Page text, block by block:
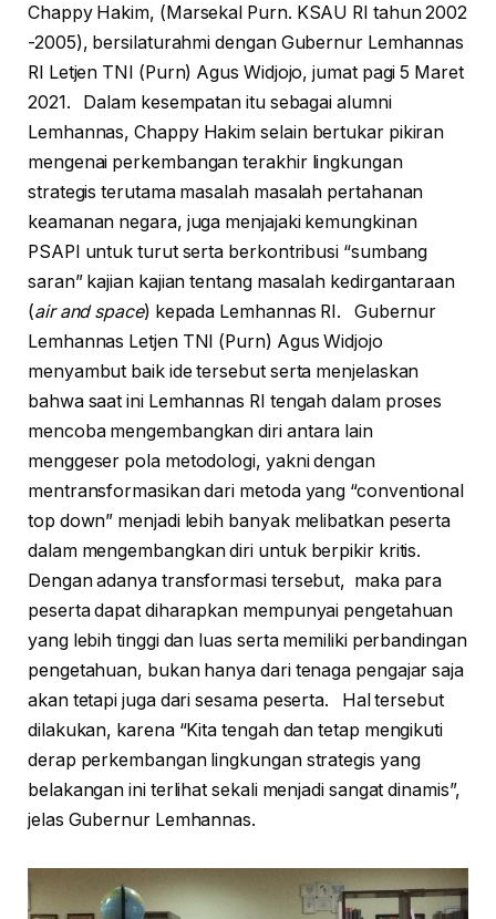
Chappy Hakim, (Marsekal Purn. KSAU RI tahun 2002
-2005), bersilaturahmi dengan Gubernur Lemhannas
RI Letjen TNI (Purn) Agus Widjojo, jumat pagi 5 Maret
2021. Dalam kesempatan itu sebagai alumni
Lemhannas, Chappy Hakim selain bertukar pikiran
mengenai perkembangan terakhir lingkungan
strategis terutama masalah masalah pertahanan
keamanan negara, juga menjajaki kemungkinan
PSAPI untuk turut serta berkontribusi “sumbang
saran” kajian kajian tentang masalah kedirgantaraan
(air and space) kepada Lemhannas RI. Gubernur
Lemhannas Letjen TNI (Purn) Agus Widjojo
menyambut baik ide tersebut serta menjelaskan
bahwa saat ini Lemhannas RI tengah dalam proses
mencoba mengembangkan diri antara lain
menggeser pola metodologi, yakni dengan
mentransformasikan dari metoda yang “conventional
top down” menjadi lebih banyak melibatkan peserta
dalam mengembangkan diri untuk berpikir kritis.
Dengan adanya transformasi tersebut, maka para
peserta dapat diharapkan mempunyai pengetahuan
yang lebih tinggi dan luas serta memiliki perbandingan
pengetahuan, bukan hanya dari tenaga pengajar saja
akan tetapi juga dari sesama peserta. Hal tersebut
dilakukan, karena “Kita tengah dan tetap mengikuti
derap perkembangan lingkungan strategis yang
belakangan ini terlihat sekali menjadi sangat dinamis”,
jelas Gubernur Lemhannas.